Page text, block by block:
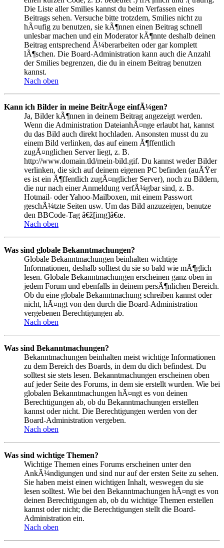
Die Liste aller Smilies kannst du beim Verfassen eines
Beitrags sehen. Versuche bitte trotzdem, Smilies nicht zu
hÃ¤ufig zu benutzen, sie kÃ¶nnen einen Beitrag schnell
unlesbar machen und ein Moderator kÃ¶nnte deshalb deinen
Beitrag entsprechend Ã¼berarbeiten oder gar komplett
lÃ¶schen. Die Board-Administration kann auch die Anzahl
der Smilies begrenzen, die du in einem Beitrag benutzen
kannst.
Nach oben
Kann ich Bilder in meine BeitrÃ¤ge einfÃ¼gen?
Ja, Bilder kÃ¶nnen in deinem Beitrag angezeigt werden.
Wenn die Administration DateianhÃ¤nge erlaubt hat, kannst
du das Bild auch direkt hochladen. Ansonsten musst du zu
einem Bild verlinken, das auf einem Ã¶ffentlich
zugÃ¤nglichen Server liegt, z. B.
http://www.domain.tld/mein-bild.gif. Du kannst weder Bilder
verlinken, die sich auf deinem eigenen PC befinden (auÃŸer
es ist ein Ã¶ffentlich zugÃ¤nglicher Server), noch zu Bildern,
die nur nach einer Anmeldung verfÃ¼gbar sind, z. B.
Hotmail- oder Yahoo-Mailboxen, mit einem Passwort
geschÃ¼tzte Seiten usw. Um das Bild anzuzeigen, benutze
den BBCode-Tag â€ž[img]â€œ.
Nach oben
Was sind globale Bekanntmachungen?
Globale Bekanntmachungen beinhalten wichtige
Informationen, deshalb solltest du sie so bald wie mÃ¶glich
lesen. Globale Bekanntmachungen erscheinen ganz oben in
jedem Forum und ebenfalls in deinem persÃ¶nlichen Bereich.
Ob du eine globale Bekanntmachung schreiben kannst oder
nicht, hÃ¤ngt von den durch die Board-Administration
vergebenen Berechtigungen ab.
Nach oben
Was sind Bekanntmachungen?
Bekanntmachungen beinhalten meist wichtige Informationen
zu dem Bereich des Boards, in dem du dich befindest. Du
solltest sie stets lesen. Bekanntmachungen erscheinen oben
auf jeder Seite des Forums, in dem sie erstellt wurden. Wie bei
globalen Bekanntmachungen hÃ¤ngt es von deinen
Berechtigungen ab, ob du Bekanntmachungen erstellen
kannst oder nicht. Die Berechtigungen werden von der
Board-Administration vergeben.
Nach oben
Was sind wichtige Themen?
Wichtige Themen eines Forums erscheinen unter den
AnkÃ¼ndigungen und sind nur auf der ersten Seite zu sehen.
Sie haben meist einen wichtigen Inhalt, weswegen du sie
lesen solltest. Wie bei den Bekanntmachungen hÃ¤ngt es von
deinen Berechtigungen ab, ob du wichtige Themen erstellen
kannst oder nicht; die Berechtigungen stellt die Board-
Administration ein.
Nach oben